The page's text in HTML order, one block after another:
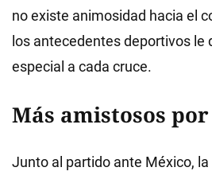
no existe animosidad hacia el
los antecedentes deportivos le
especial a cada cruce.
Más amistosos
Junto al partido ante México,